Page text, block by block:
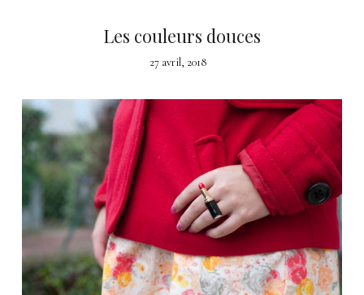
Les couleurs douces
27 avril, 2018